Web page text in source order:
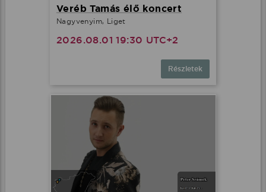
Veréb Tamás élő koncert
Nagyvenyim, Liget
2026.08.01 19:30 UTC+2
Részletek